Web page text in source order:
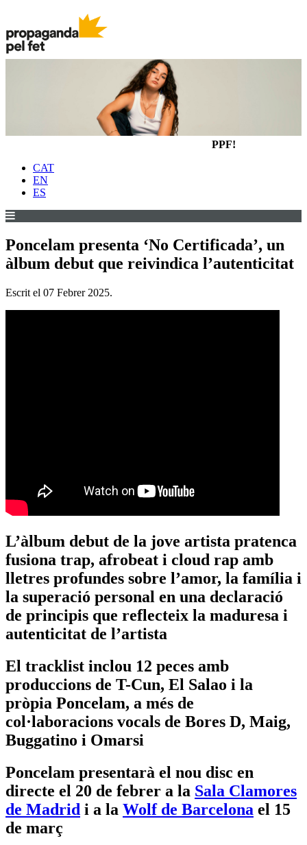
PPF!
CAT
EN
ES
Poncelam presenta ‘No Certificada’, un
àlbum debut que reivindica l’autenticitat
Escrit el 07 Febrer 2025.
L’àlbum debut de la jove artista pratenca
fusiona trap, afrobeat i cloud rap amb
lletres profundes sobre l’amor, la família i
la superació personal en una declaració
de principis que reflecteix la maduresa i
autenticitat de l’artista
El tracklist inclou 12 peces amb
produccions de T-Cun, El Salao i la
pròpia Poncelam, a més de
col·laboracions vocals de Bores D, Maig,
Buggatino i Omarsi
Poncelam presentarà el nou disc en
directe el 20 de febrer a la Sala Clamores
de Madrid i a la Wolf de Barcelona el 15
de març